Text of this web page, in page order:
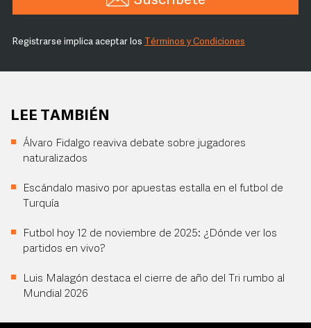
Registrarse implica aceptar los Términos y Condiciones
LEE TAMBIÉN
Álvaro Fidalgo reaviva debate sobre jugadores
naturalizados
Escándalo masivo por apuestas estalla en el futbol de
Turquía
Futbol hoy 12 de noviembre de 2025: ¿Dónde ver los
partidos en vivo?
Luis Malagón destaca el cierre de año del Tri rumbo al
Mundial 2026